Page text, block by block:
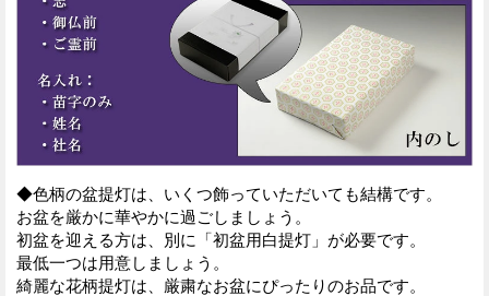
◆色柄の盆提灯は、いくつ飾っていただいても結構です。
お盆を厳かに華やかに過ごしましょう。
初盆を迎える方は、別に「初盆用白提灯」が必要です。
最低一つは用意しましょう。
綺麗な花柄提灯は、厳粛なお盆にぴったりのお品です。